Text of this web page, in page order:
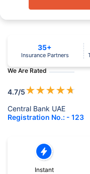
We Are Rated
4.7/5★★★★★
Central Bank UAE
Registration No.: - 123
35+
Insurance Partners
Instant